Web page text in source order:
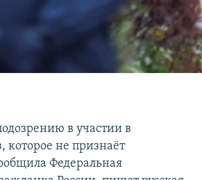
в участии в
не признаёт
Федеральная